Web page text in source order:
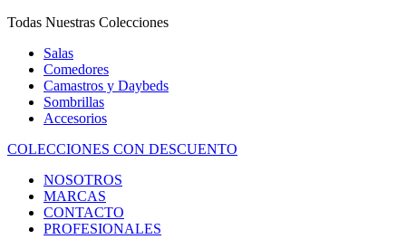
Todas Nuestras Colecciones
Salas
Comedores
Camastros y Daybeds
Sombrillas
Accesorios
COLECCIONES CON DESCUENTO
NOSOTROS
MARCAS
CONTACTO
PROFESIONALES